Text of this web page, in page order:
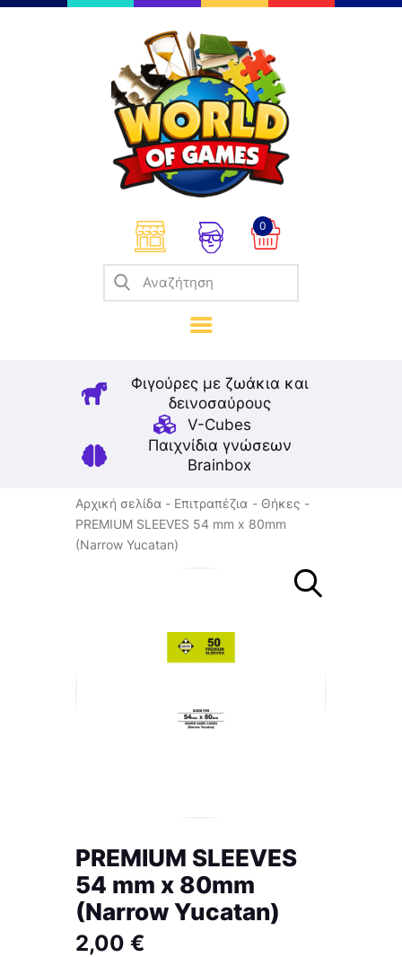
0
Φιγούρες με ζωάκια και
δεινοσαύρους
V-Cubes
Παιχνίδια γνώσεων
Brainbox
Επιτραπέζια
Παζλ
Παιχνίδια Καρτών
Σπαζοκεφαλιές
Κατασκευές
Καλλιτεχνικά
Μοντελισμός
Βιβλία
Παιχνίδια Ρόλων
Αρχική σελίδα Επιτραπέζια
Θήκες
PREMIUM SLEEVES 54 mm x 80mm
(Narrow Yucatan)
PREMIUM SLEEVES
54 mm x 80mm
(Narrow Yucatan)
2,00 €